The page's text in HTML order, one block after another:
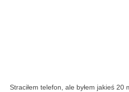
Straciłem telefon, ale byłem jakieś 20